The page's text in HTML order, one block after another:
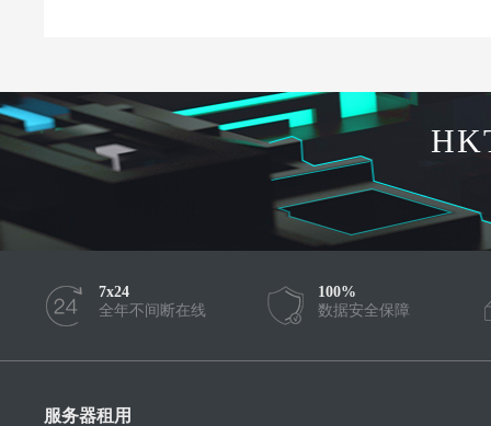
7x24
全年不间断在线
100%
数据安全保障
服务器租用